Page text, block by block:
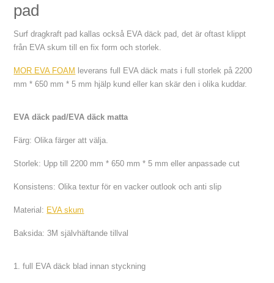
pad
Surf dragkraft pad kallas också EVA däck pad, det är oftast klippt
från EVA skum till en fix form och storlek.
MOR EVA FOAM leverans full EVA däck mats i full storlek på 2200
mm * 650 mm * 5 mm hjälp kund eller kan skär den i olika kuddar.
EVA däck pad/EVA däck matta
Färg: Olika färger att välja.
Storlek: Upp till 2200 mm * 650 mm * 5 mm eller anpassade cut
Konsistens: Olika textur för en vacker outlook och anti slip
Material: EVA skum
Baksida: 3M självhäftande tillval
1. full EVA däck blad innan styckning